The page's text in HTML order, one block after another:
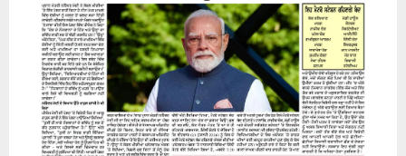
24 July 2026